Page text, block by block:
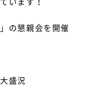
の懇親会を開催
盛況